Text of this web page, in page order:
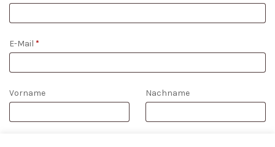
E-Mail *
E-
Vorname Nachname